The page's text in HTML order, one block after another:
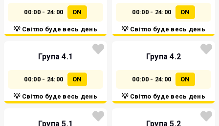
00:00 - 24:00 ON
💡 Світло буде весь день
00:00 - 24:00 ON
💡 Світло буде весь день
Група 4.1
00:00 - 24:00 ON
💡 Світло буде весь день
Група 4.2
00:00 - 24:00 ON
💡 Світло буде весь день
Група 5.1 Група 5.2